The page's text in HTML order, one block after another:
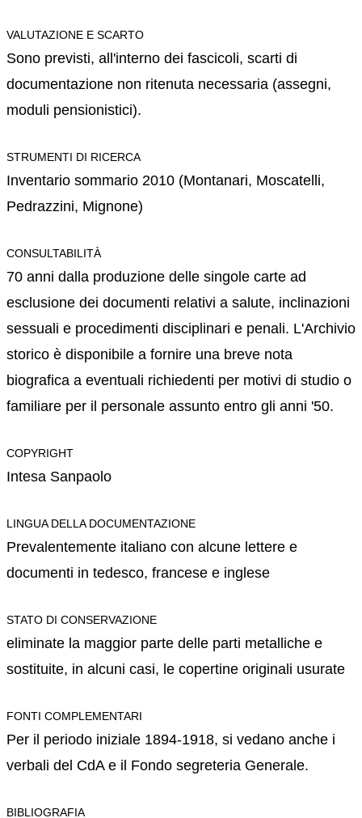
VALUTAZIONE E SCARTO
Sono previsti, all'interno dei fascicoli, scarti di
documentazione non ritenuta necessaria (assegni,
moduli pensionistici).
STRUMENTI DI RICERCA
Inventario sommario 2010 (Montanari, Moscatelli,
Pedrazzini, Mignone)
CONSULTABILITÀ
70 anni dalla produzione delle singole carte ad
esclusione dei documenti relativi a salute, inclinazioni
sessuali e procedimenti disciplinari e penali. L'Archivio
storico è disponibile a fornire una breve nota
biografica a eventuali richiedenti per motivi di studio o
familiare per il personale assunto entro gli anni '50.
COPYRIGHT
Intesa Sanpaolo
LINGUA DELLA DOCUMENTAZIONE
Prevalentemente italiano con alcune lettere e
documenti in tedesco, francese e inglese
STATO DI CONSERVAZIONE
eliminate la maggior parte delle parti metalliche e
sostituite, in alcuni casi, le copertine originali usurate
FONTI COMPLEMENTARI
Per il periodo iniziale 1894-1918, si vedano anche i
verbali del CdA e il Fondo segreteria Generale.
BIBLIOGRAFIA